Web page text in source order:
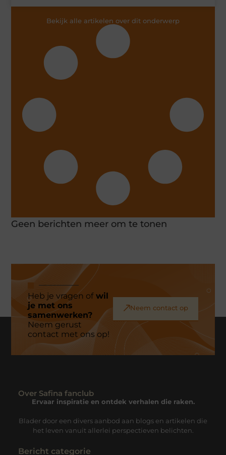
Bekijk alle artikelen over dit onderwerp
Geen berichten meer om te tonen
Heb je vragen ofwil
je met ons
samenwerken?
Neem gerust
contact met ons op!
Neem contact op
Over Safina fanclub
Ervaar inspiratie en ontdek verhalen die raken.
Blader door een divers aanbod aan blogs en artikelen die
het leven vanuit allerlei perspectieven belichten.
Bericht categorie